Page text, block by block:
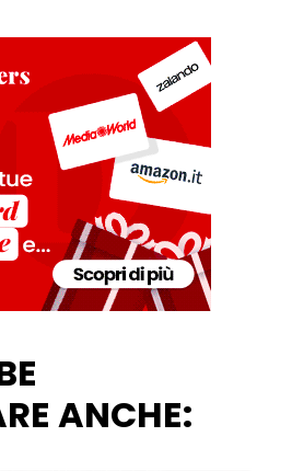
ANCHE: